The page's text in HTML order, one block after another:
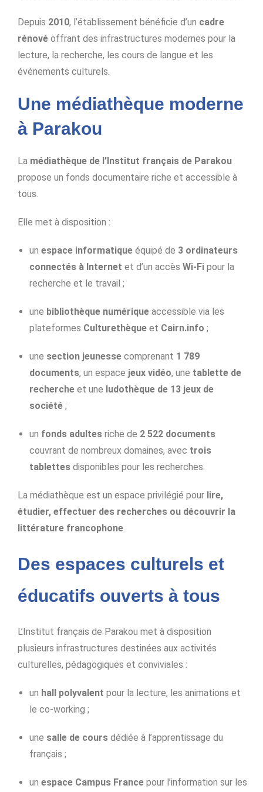
Depuis 2010, l’établissement bénéficie d’un cadre
rénové offrant des infrastructures modernes pour la
lecture, la recherche, les cours de langue et les
événements culturels.
Une médiathèque moderne
à Parakou
La médiathèque de l’Institut français de Parakou
propose un fonds documentaire riche et accessible à
tous.
Elle met à disposition :
un espace informatique équipé de 3 ordinateurs
connectés à Internet et d’un accès Wi-Fi pour la
recherche et le travail ;
une bibliothèque numérique accessible via les
plateformes Culturethèque et Cairn.info ;
une section jeunesse comprenant 1 789
documents, un espace jeux vidéo, une tablette de
recherche et une ludothèque de 13 jeux de
société ;
un fonds adultes riche de 2 522 documents
couvrant de nombreux domaines, avec trois
tablettes disponibles pour les recherches.
La médiathèque est un espace privilégié pour lire,
étudier, effectuer des recherches ou découvrir la
littérature francophone.
Des espaces culturels et
éducatifs ouverts à tous
L’Institut français de Parakou met à disposition
plusieurs infrastructures destinées aux activités
culturelles, pédagogiques et conviviales :
un hall polyvalent pour la lecture, les animations et
le co-working ;
une salle de cours dédiée à l’apprentissage du
français ;
un espace Campus France pour l’information sur les